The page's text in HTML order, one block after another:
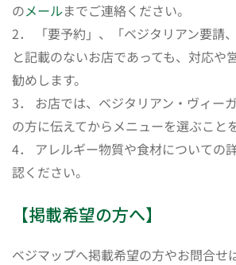
のメールまでご連絡ください。
2． 「要予約」、「ベジタリアン要請
と記載のないお店であっても、対応や
勧めします。
3． お店では、ベジタリアン・ヴィー
の方に伝えてからメニューを選ぶこと
4． アレルギー物質や食材についての
認ください。
【掲載希望の方へ】
ベジマップへ掲載希望の方やお問合せ